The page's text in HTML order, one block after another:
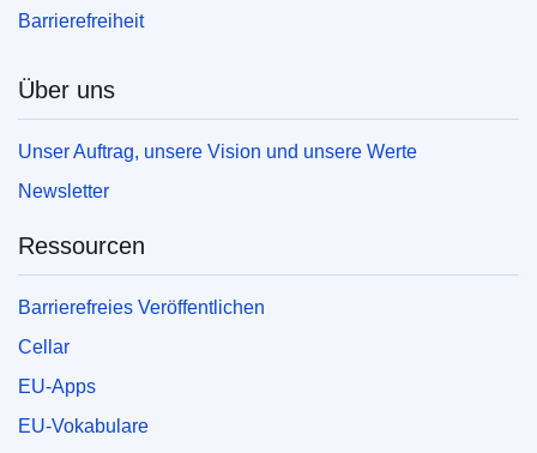
Barrierefreiheit
Über uns
Unser Auftrag, unsere Vision und unsere Werte
Newsletter
Ressourcen
Barrierefreies Veröffentlichen
Cellar
EU-Apps
EU-Vokabulare